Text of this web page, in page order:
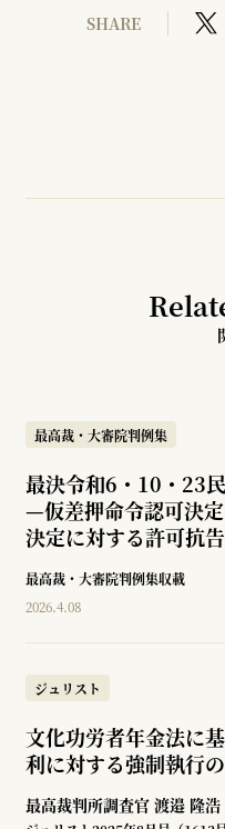
SHARE
最高裁・大審院判例集
最決令和6・10・23
—仮差押命令認可決
決定に対する許可抗
最高裁・大審院判例集収載
2026.4.08
ジュリスト
文化功労者年金法に
利に対する強制執行
最高裁判所調査官 渡邉 隆浩